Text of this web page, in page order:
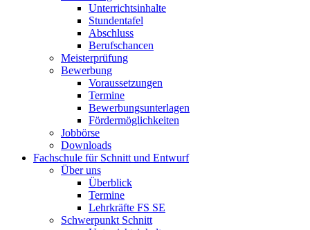
Unterrichtsinhalte
Stundentafel
Abschluss
Berufschancen
Meisterprüfung
Bewerbung
Voraussetzungen
Termine
Bewerbungsunterlagen
Fördermöglichkeiten
Jobbörse
Downloads
Fachschule für Schnitt und Entwurf
Über uns
Überblick
Termine
Lehrkräfte FS SE
Schwerpunkt Schnitt